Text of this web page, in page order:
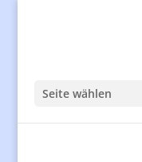
Seite wählen